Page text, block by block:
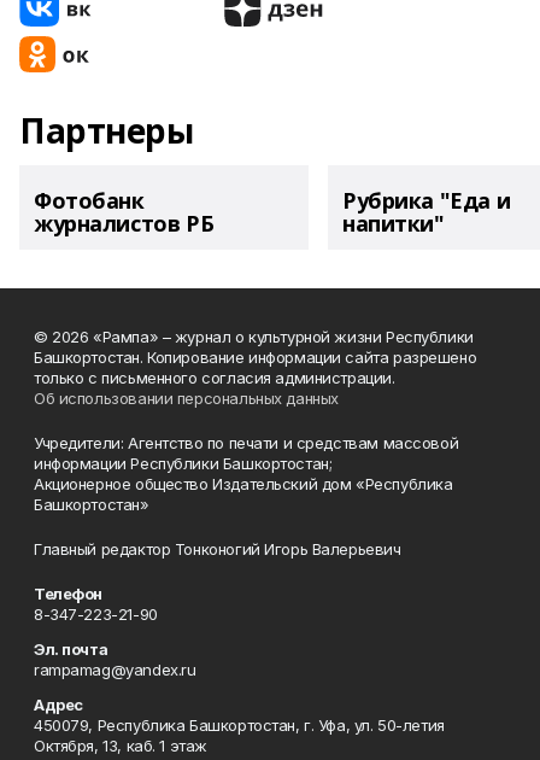
Партнеры
Фотобанк
журналистов РБ
Рубрика "Еда и
напитки"
© 2026 «Рампа» – журнал о культурной жизни Республики
Башкортостан. Копирование информации сайта разрешено
только с письменного согласия администрации.
Об использовании персональных данных
Учредители: Агентство по печати и средствам массовой
информации Республики Башкортостан;
Акционерное общество Издательский дом «Республика
Башкортостан»
Главный редактор Тонконогий Игорь Валерьевич
Телефон
8-347-223-21-90
Эл. почта
rampamag@yandex.ru
Адрес
450079, Республика Башкортостан, г. Уфа, ул. 50-летия
Октября, 13, каб. 1 этаж